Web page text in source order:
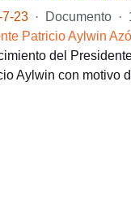
23
· Documento ·
Patricio Aylwin
del
Aylwin con motivo